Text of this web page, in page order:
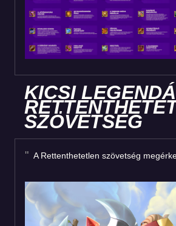
KICSI
SZÖVETSÉG
A Rettenthetetlen szövetség